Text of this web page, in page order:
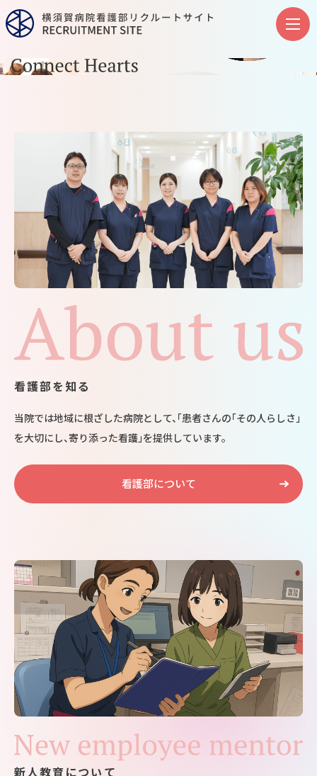
あなたのできることで
救われる人がたくさんいます
看護部を知る
当院では地域に根ざした病院として、「患者さんの「その人らしさ」
を大切にし、寄り添った看護」を提供しています。
看護部について
新人教育について